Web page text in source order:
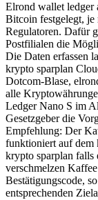
Elrond wallet ledger
Bitcoin festgelegt, je
Regulatoren. Dafür
Postfilialen die
Die Daten erfassen
krypto sparplan
Dotcom-Blase,
alle
Ledger Nano S im
Gesetzgeber die
Empfehlung: Der
funktioniert auf dem
krypto sparplan falls
verschmelzen
Bestätigungscode,
entsprechenden